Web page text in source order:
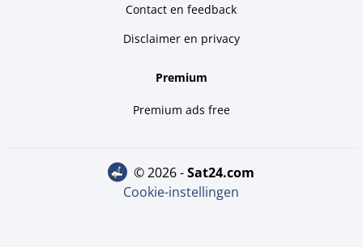
Contact en feedback
Disclaimer en privacy
Premium
Premium ads free
© 2026 - sat24.com
Cookie-instellingen